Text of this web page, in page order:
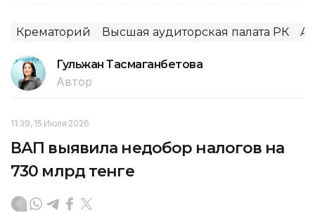
Крематорий Высшая аудиторская палата РК
Гульжан Тасмаганбетова
Автор
11:39, 15 Июля 2026
ВАП выявила недобор налогов на
730 млрд тенге